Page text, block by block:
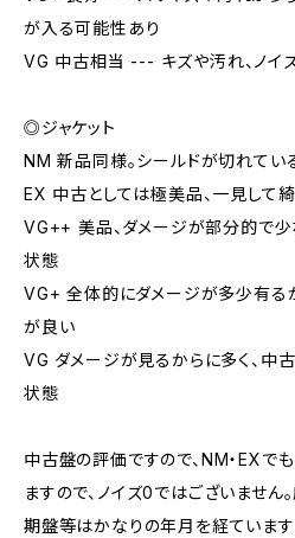
が入る可能性あり
VG 中古相当 --- キズや汚れ、ノイ
◎ジャケット
NM 新品同様。シールドが切れてい
EX 中古としては極美品、一見して
VG++ 美品、ダメージが部分的で
状態
VG+ 全体的にダメージが多少有る
が良い
VG ダメージが見るからに多く、中
状態
中古盤の評価ですので、NM・EXで
ますので、ノイズ0ではございません
期盤等はかなりの年月を経ていま